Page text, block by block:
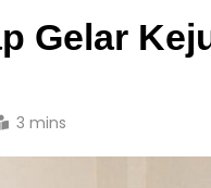
Gelar
3 mins